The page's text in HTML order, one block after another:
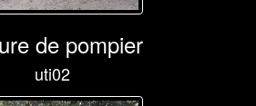
de pompier
uti02